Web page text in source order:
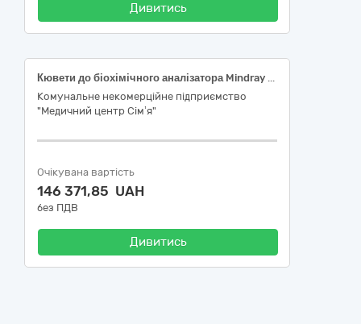
Дивитись
Кювети до біохімічного аналізатора Mindray BS-230
Комунальне некомерційне підприємство
"Медичний центр Сім’я"
Очікувана вартість
146 371,85 UAH
без ПДВ
Дивитись